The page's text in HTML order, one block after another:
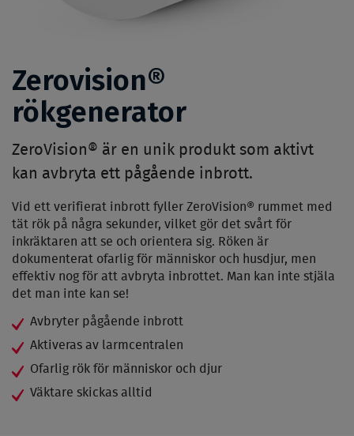
Zerovision®
rökgenerator
ZeroVision® är en unik produkt som aktivt
kan avbryta ett pågående inbrott.
Vid ett verifierat inbrott fyller ZeroVision® rummet med
tät rök på några sekunder, vilket gör det svårt för
inkräktaren att se och orientera sig. Röken är
dokumenterat ofarlig för människor och husdjur, men
effektiv nog för att avbryta inbrottet. Man kan inte stjäla
det man inte kan se!
Avbryter pågående inbrott
Aktiveras av larmcentralen
Ofarlig rök för människor och djur
Väktare skickas alltid